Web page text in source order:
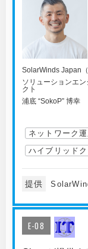
SolarWinds Japan（
ソリューションエ
クト
浦底 “SokoP” 博幸
ネットワーク
ハイブリッド
提供
E-08